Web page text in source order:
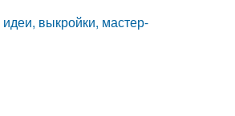
выкройки, мастер-